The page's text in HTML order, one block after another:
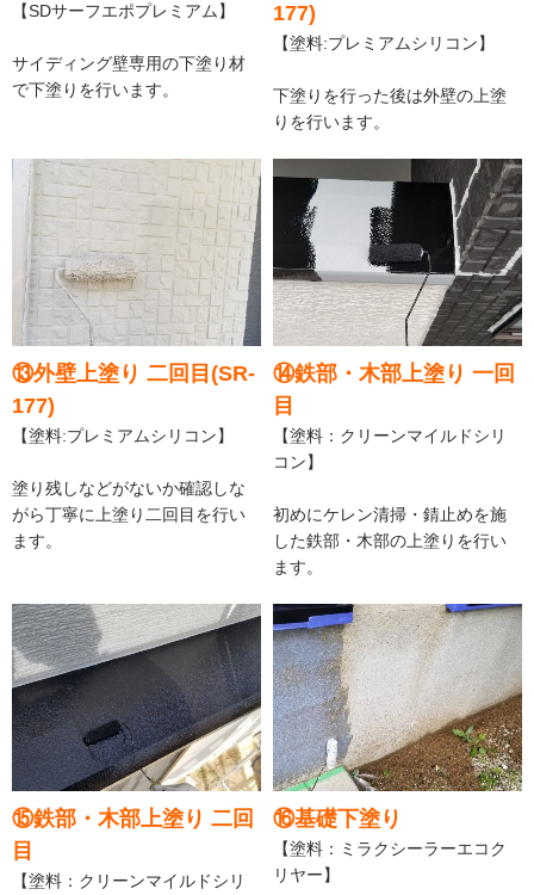
【SDサーフエポプレミアム】
サイディング壁専用の下塗り材
で下塗りを行います。
177)
【塗料:プレミアムシリコン】
下塗りを行った後は外壁の上塗
りを行います。
⑬外壁上塗り 二回目(SR-
177)
【塗料:プレミアムシリコン】
塗り残しなどがないか確認しな
がら丁寧に上塗り二回目を行い
ます。
⑭鉄部・木部上塗り 一回
目
【塗料：クリーンマイルドシリ
コン】
初めにケレン清掃・錆止めを施
した鉄部・木部の上塗りを行い
ます。
⑮鉄部・木部上塗り 二回
目
【塗料：クリーンマイルドシリ
⑯基礎下塗り
【塗料：ミラクシーラーエコク
リヤー】